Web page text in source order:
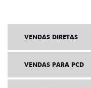
VENDAS DIRETAS
VENDAS PARA PCD